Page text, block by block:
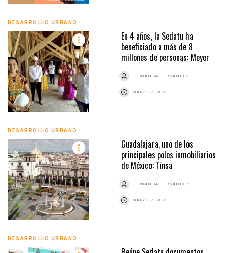
DESARROLLO URBANO
En 4 años, la Sedatu ha
beneficiado a más de 8
millones de personas: Meyer
FERNANDA HERNÁNDEZ
MARZO 7, 2023
DESARROLLO URBANO
Guadalajara, uno de los
principales polos inmobiliarios
de México: Tinsa
FERNANDA HERNÁNDEZ
MARZO 7, 2023
DESARROLLO URBANO